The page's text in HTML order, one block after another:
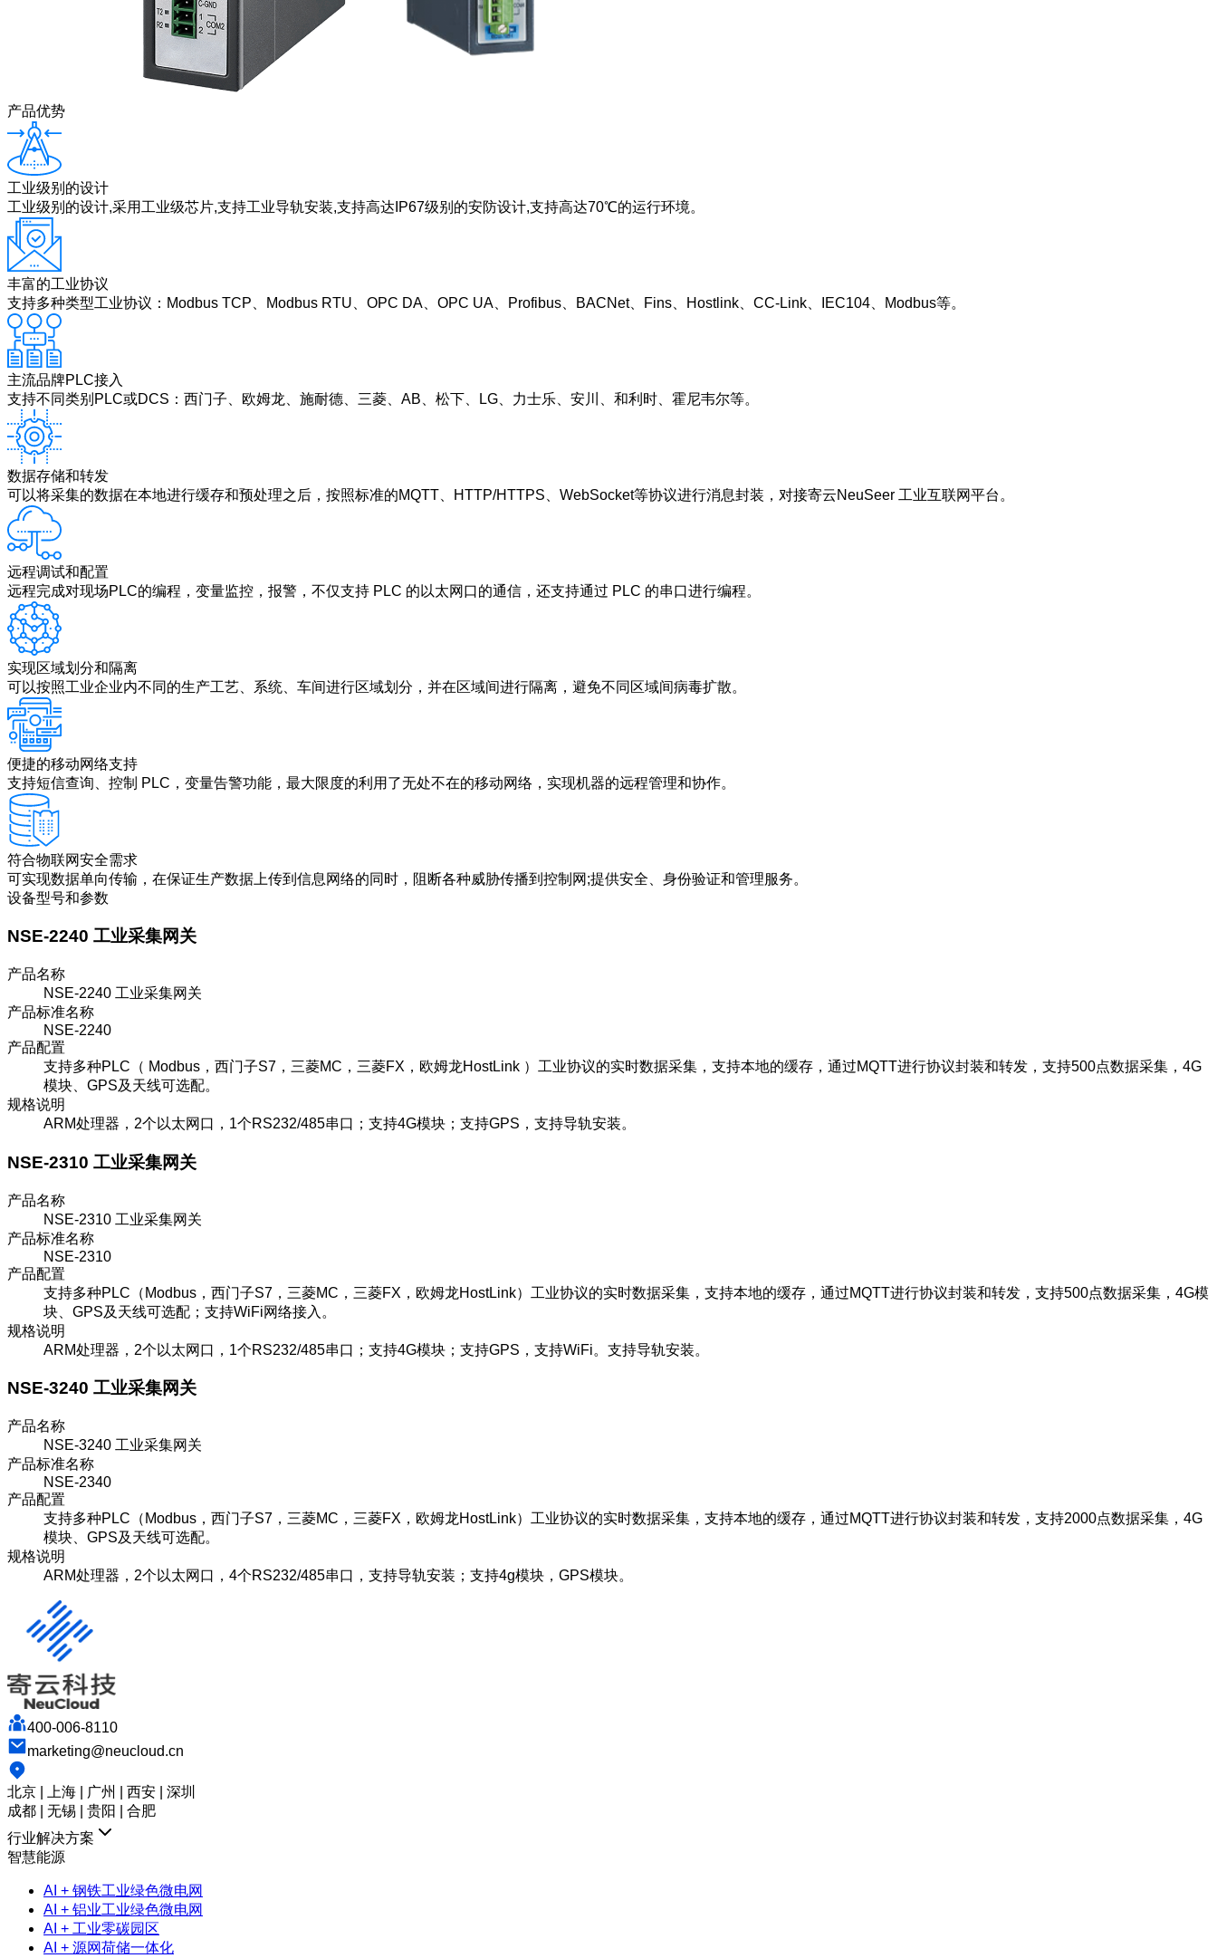
产品优势
工业级别的设计
工业级别的设计,采用工业级芯片,支持工业导轨安装,支持高达IP67级别的安防设计,支持高达70℃的运行环境。
丰富的工业协议
支持多种类型工业协议：Modbus TCP、Modbus RTU、OPC DA、OPC UA、Profibus、BACNet、Fins、Hostlink、CC-Link、IEC104、Modbus等。
主流品牌PLC接入
支持不同类别PLC或DCS：西门子、欧姆龙、施耐德、三菱、AB、松下、LG、力士乐、安川、和利时、霍尼韦尔等。
数据存储和转发
可以将采集的数据在本地进行缓存和预处理之后，按照标准的MQTT、HTTP/HTTPS、WebSocket等协议进行消息封装，对接寄云NeuSeer 工业互联网平台。
远程调试和配置
远程完成对现场PLC的编程，变量监控，报警，不仅支持 PLC 的以太网口的通信，还支持通过 PLC 的串口进行编程。
实现区域划分和隔离
可以按照工业企业内不同的生产工艺、系统、车间进行区域划分，并在区域间进行隔离，避免不同区域间病毒扩散。
便捷的移动网络支持
支持短信查询、控制 PLC，变量告警功能，最大限度的利用了无处不在的移动网络，实现机器的远程管理和协作。
符合物联网安全需求
可实现数据单向传输，在保证生产数据上传到信息网络的同时，阻断各种威胁传播到控制网;提供安全、身份验证和管理服务。
设备型号和参数
NSE-2240 工业采集网关
产品名称
NSE-2240 工业采集网关
产品标准名称
NSE-2240
产品配置
支持多种PLC（ Modbus，西门子S7，三菱MC，三菱FX，欧姆龙HostLink ）工业协议的实时数据采集，支持本地的缓存，通过MQTT进行协议封装和转发，支持500点数据采集，4G
模块、GPS及天线可选配。
规格说明
ARM处理器，2个以太网口，1个RS232/485串口；支持4G模块；支持GPS，支持导轨安装。
NSE-2310 工业采集网关
产品名称
NSE-2310 工业采集网关
产品标准名称
NSE-2310
产品配置
支持多种PLC（Modbus，西门子S7，三菱MC，三菱FX，欧姆龙HostLink）工业协议的实时数据采集，支持本地的缓存，通过MQTT进行协议封装和转发，支持500点数据采集，4G模
块、GPS及天线可选配；支持WiFi网络接入。
规格说明
ARM处理器，2个以太网口，1个RS232/485串口；支持4G模块；支持GPS，支持WiFi。支持导轨安装。
NSE-3240 工业采集网关
产品名称
NSE-3240 工业采集网关
产品标准名称
NSE-2340
产品配置
支持多种PLC（Modbus，西门子S7，三菱MC，三菱FX，欧姆龙HostLink）工业协议的实时数据采集，支持本地的缓存，通过MQTT进行协议封装和转发，支持2000点数据采集，4G
模块、GPS及天线可选配。
规格说明
ARM处理器，2个以太网口，4个RS232/485串口，支持导轨安装；支持4g模块，GPS模块。
400-006-8110
marketing@neucloud.cn
北京 | 上海 | 广州 | 西安 | 深圳
成都 | 无锡 | 贵阳 | 合肥
行业解决方案
智慧能源
AI + 钢铁工业绿色微电网
AI + 铝业工业绿色微电网
AI + 工业零碳园区
AI + 源网荷储一体化